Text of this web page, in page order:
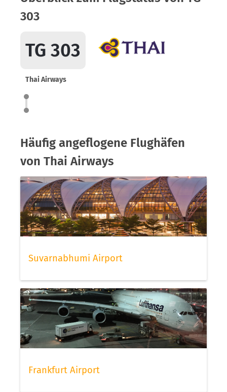
303
TG 303
Thai Airways
Häufig angeflogene Flughäfen
von Thai Airways
Suvarnabhumi Airport
Frankfurt Airport